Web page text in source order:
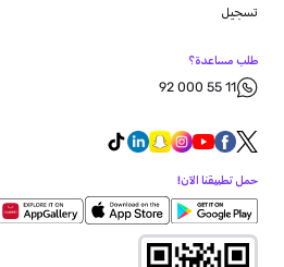
تسجيل
طلب مساعدة؟
92 000 55 11
حمل تطبيقنا الآن!